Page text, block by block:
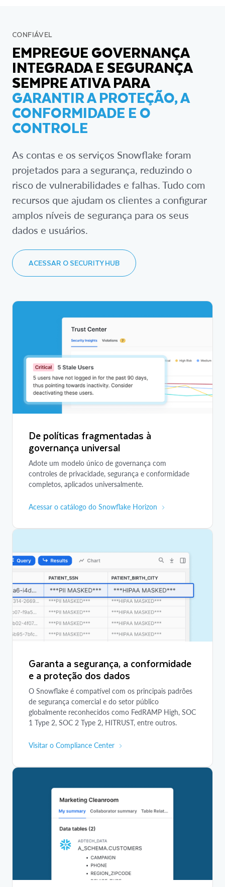
CONFIÁVEL
EMPREGUE GOVERNANÇA
INTEGRADA E SEGURANÇA
SEMPRE ATIVA PARA
GARANTIR A PROTEÇÃO, A
CONFORMIDADE E O
CONTROLE
As contas e os serviços Snowflake foram
projetados para a segurança, reduzindo o
risco de vulnerabilidades e falhas. Tudo com
recursos que ajudam os clientes a configurar
amplos níveis de segurança para os seus
dados e usuários.
ACESSAR O SECURITY HUB
De políticas fragmentadas à
governança universal
Adote um modelo único de governança com
controles de privacidade, segurança e conformidade
completos, aplicados universalmente.
Acessar o catálogo do Snowflake Horizon
Garanta a segurança, a conformidade
e a proteção dos dados
O Snowflake é compatível com os principais padrões
de segurança comercial e do setor público
globalmente reconhecidos como FedRAMP High, SOC
1 Type 2, SOC 2 Type 2, HITRUST, entre outros.
Visitar o Compliance Center